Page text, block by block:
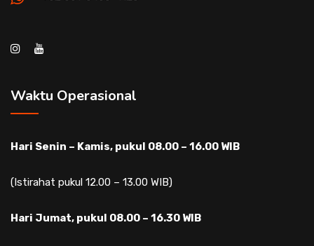
Waktu Operasional
Hari Senin – Kamis, pukul 08.00 – 16.00 WIB
(Istirahat pukul 12.00 – 13.00 WIB)
Hari Jumat, pukul 08.00 – 16.30 WIB